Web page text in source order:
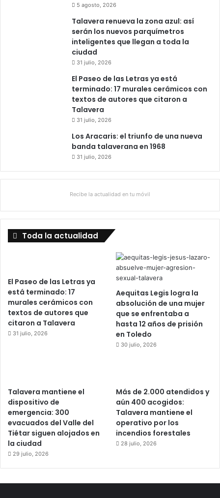
5 agosto, 2026
Talavera renueva la zona azul: así
serán los nuevos parquímetros
inteligentes que llegan a toda la
ciudad
31 julio, 2026
El Paseo de las Letras ya está
terminado: 17 murales cerámicos con
textos de autores que citaron a
Talavera
31 julio, 2026
Los Aracaris: el triunfo de una nueva
banda talaverana en 1968
31 julio, 2026
Recibe la actualidad en tu móvil
Toda la actualidad
El Paseo de las Letras ya
está terminado: 17
murales cerámicos con
textos de autores que
citaron a Talavera
31 julio, 2026
Aequitas Legis logra la
absolución de una mujer
que se enfrentaba a
hasta 12 años de prisión
en Toledo
30 julio, 2026
Talavera mantiene el
dispositivo de
emergencia: 300
evacuados del Valle del
Tiétar siguen alojados en
la ciudad
29 julio, 2026
Más de 2.000 atendidos y
aún 400 acogidos:
Talavera mantiene el
operativo por los
incendios forestales
28 julio, 2026